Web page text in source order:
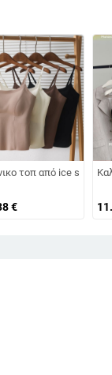
θηλυκή στήριξη,
ελαφρύ
άκρη για γυναίκες,
τοπ από ice silk,
€